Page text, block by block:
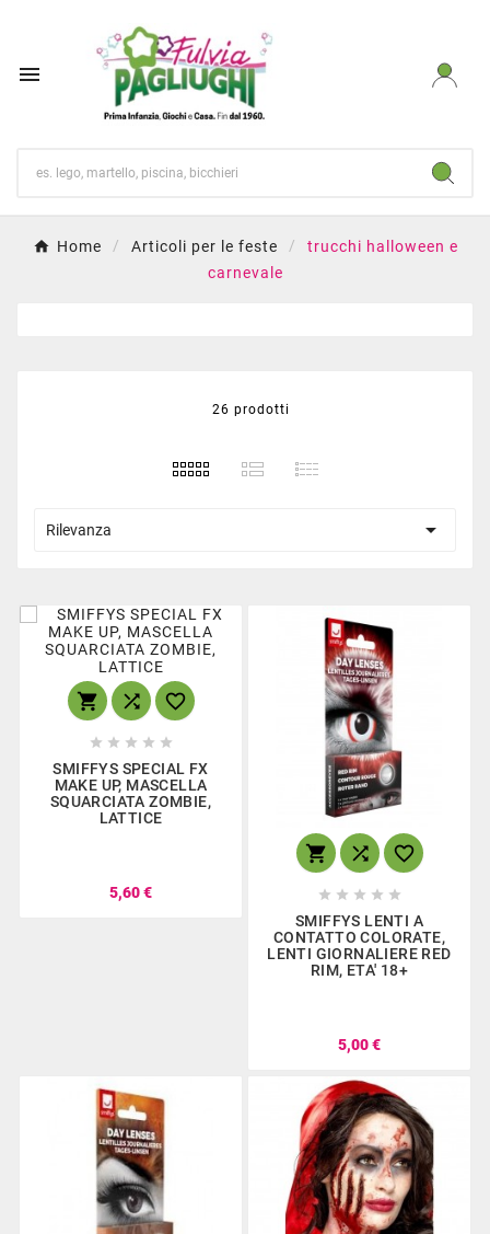

Home Articoli per le feste
trucchi halloween e
carnevale
26 prodotti
Rilevanza 
  
    
SMIFFYS SPECIAL FX
MAKE UP, MASCELLA
SQUARCIATA ZOMBIE,
LATTICE
5,60 €
  
    
SMIFFYS LENTI A
CONTATTO COLORATE,
LENTI GIORNALIERE RED
RIM, ETA' 18+
5,00 €